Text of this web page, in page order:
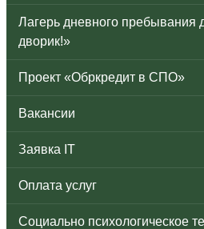
Лагерь дневного пребывания
дворик!»
Проект «Обркредит в СПО»
Вакансии
Заявка IT
Оплата услуг
Социально психологическое